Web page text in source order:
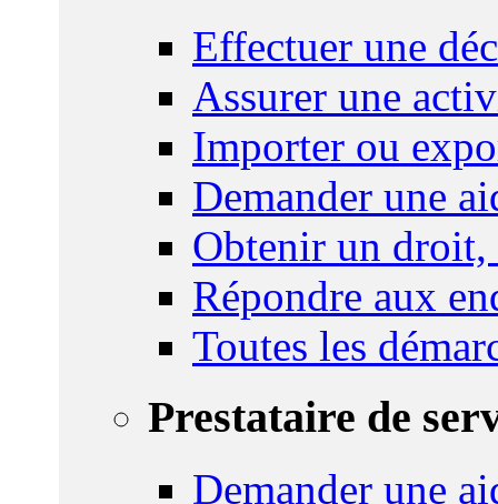
Effectuer une
Assurer une
Importer ou
Demander une
Obtenir un droit,
Répondre aux
Toutes les
Prestataire de
Demander une